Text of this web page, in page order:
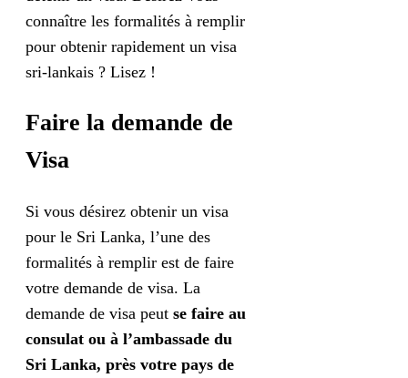
connaître les formalités à remplir
pour obtenir rapidement un visa
sri-lankais ? Lisez !
Faire la demande de
Visa
Si vous désirez obtenir un visa
pour le Sri Lanka, l’une des
formalités à remplir est de faire
votre demande de visa. La
demande de visa peut se faire au
consulat ou à l’ambassade du
Sri Lanka, près votre pays de